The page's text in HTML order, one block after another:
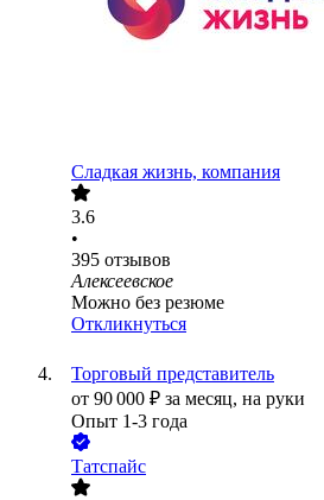
Сладкая жизнь, компания
3.6
•
395 отзывов
Алексеевское
Можно без резюме
Откликнуться
Торговый представитель
от 90 000 ₽ за месяц, на руки
Опыт 1-3 года
Татспайс